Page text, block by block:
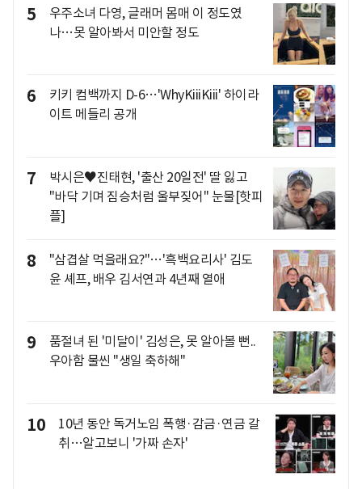
5
우주소녀 다영, 글래머 몸매 이 정도였
나…못 알아봐서 미안할 정도
6
키키 컴백까지 D-6…'WhyKiiiKiii' 하이라
이트 메들리 공개
7
박시은♥진태현, '출산 20일전' 딸 잃고
"바닥 기며 짐승처럼 울부짖어" 눈물[핫피
플]
8
"삼겹살 먹을래요?"…'흑백요리사' 김도
윤 셰프, 배우 김서연과 4년째 열애
9
품절녀 된 '미달이' 김성은, 못 알아볼 뻔..
우아함 물씬 "생일 축하해"
10
10년 동안 독거노임 폭행·감금·연금 갈
취…알고보니 '가짜 손자'